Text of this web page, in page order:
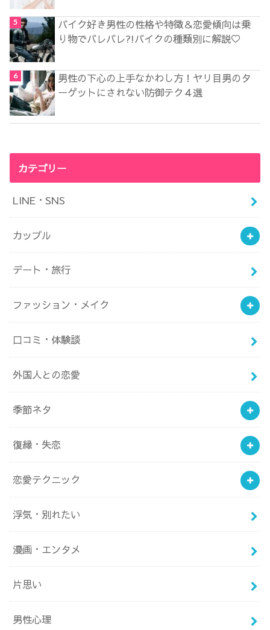
バイク好き男性の性格や特徴＆恋愛傾向は乗
り物でバレバレ?!バイクの種類別に解説♡
男性の下心の上手なかわし方！ヤリ目男のタ
ーゲットにされない防御テク４選
カテゴリー
LINE・SNS
カップル
デート・旅行
ファッション・メイク
口コミ・体験談
外国人との恋愛
季節ネタ
復縁・失恋
恋愛テクニック
浮気・別れたい
漫画・エンタメ
片思い
男性心理